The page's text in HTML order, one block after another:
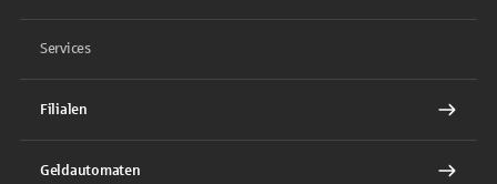
Services
Filialen
Geldautomaten